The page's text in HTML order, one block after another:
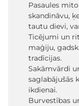
Pasaules
skandināvu,
tautu dievi,
Ticējumi un
maģiju,
tradīcijas.
Sakāmvārdi
saglabājušās
ikdienai.
Burvestības